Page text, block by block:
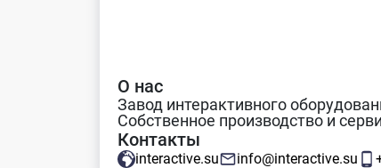
О нас
Завод интерактивного
Собственное производство и
Контакты
interactive.su info@interactive.su